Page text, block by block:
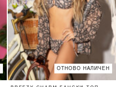
ОТНОВО НАЛИЧЕН